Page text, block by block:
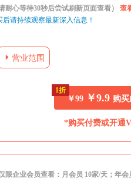
耐心等待30秒后尝试刷新页面查看） 查
请持续观察最新深入信息！
营业范围
1折
￥99 ￥9.9 购
*购买付费或开通
限企业会员查看：月会员 10家/天；年会